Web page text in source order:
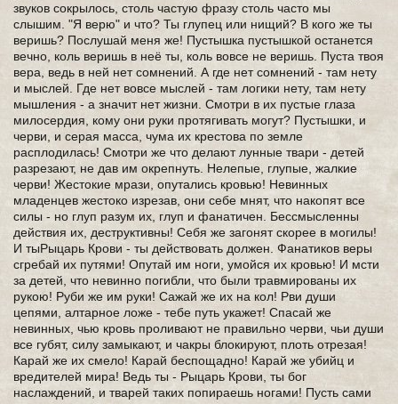
звуков сокрылось, столь частую фразу столь часто мы
слышим. "Я верю" и что? Ты глупец или нищий? В кого же ты
веришь? Послушай меня же! Пустышка пустышкой останется
вечно, коль веришь в неё ты, коль вовсе не веришь. Пуста твоя
вера, ведь в ней нет сомнений. А где нет сомнений - там нету
и мыслей. Где нет вовсе мыслей - там логики нету, там нету
мышления - а значит нет жизни. Смотри в их пустые глаза
милосердия, кому они руки протягивать могут? Пустышки, и
черви, и серая масса, чума их крестова по земле
расплодилась! Смотри же что делают лунные твари - детей
разрезают, не дав им окрепнуть. Нелепые, глупые, жалкие
черви! Жестокие мрази, опутались кровью! Невинных
младенцев жестоко изрезав, они себе мнят, что накопят все
силы - но глуп разум их, глуп и фанатичен. Бессмысленны
действия их, деструктивны! Себя же загонят скорее в могилы!
И тыРыцарь Крови - ты действовать должен. Фанатиков веры
сгребай их путями! Опутай им ноги, умойся их кровью! И мсти
за детей, что невинно погибли, что были травмированы их
рукою! Руби же им руки! Сажай же их на кол! Рви души
цепями, алтарное ложе - тебе путь укажет! Спасай же
невинных, чью кровь проливают не правильно черви, чьи души
все губят, силу замыкают, и чакры блокируют, плоть отрезая!
Карай же их смело! Карай беспощадно! Карай же убийц и
вредителей мира! Ведь ты - Рыцарь Крови, ты бог
наслаждений, и тварей таких попираешь ногами! Пусть сами